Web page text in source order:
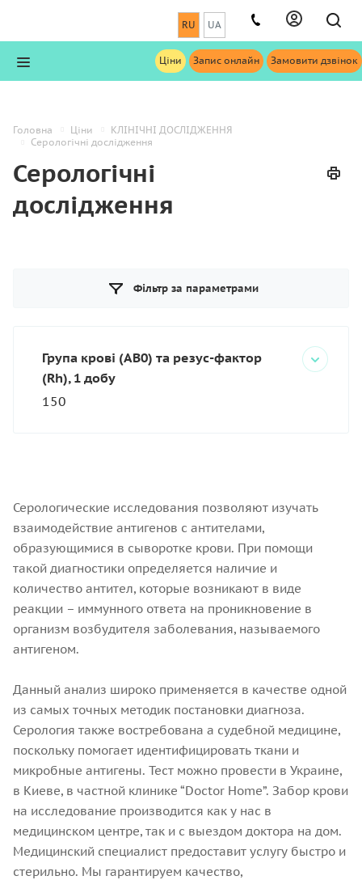
RU UA
Ціни Запис онлайн Замовити дзвінок
Головна Ціни
КЛІНІЧНІ ДОСЛІДЖЕННЯ
Серологічні дослідження
Серологічні
дослідження
Фільтр за параметрами
Група крові (АВ0) та резус-фактор
(Rh), 1 добу
150
Серологические исследования позволяют изучать
взаимодействие антигенов с антителами,
образующимися в сыворотке крови. При помощи
такой диагностики определяется наличие и
количество антител, которые возникают в виде
реакции – иммунного ответа на проникновение в
организм возбудителя заболевания, называемого
антигеном.
Данный анализ широко применяется в качестве одной
из самых точных методик постановки диагноза.
Серология также востребована а судебной медицине,
поскольку помогает идентифицировать ткани и
микробные антигены. Тест можно провести в Украине,
в Киеве, в частной клинике “Doctor Home”. Забор крови
на исследование производится как у нас в
медицинском центре, так и с выездом доктора на дом.
Медицинский специалист предоставит услугу быстро и
стерильно. Мы гарантируем качество,